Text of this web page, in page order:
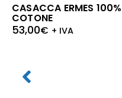
CASACCA ERMES 100%
COTONE
53,00€ + IVA